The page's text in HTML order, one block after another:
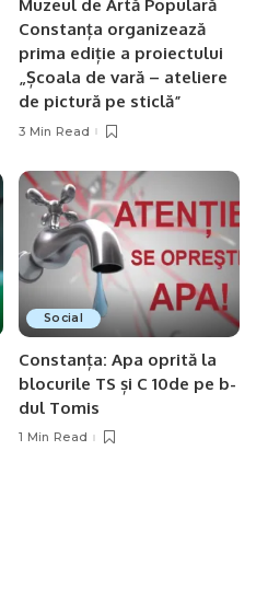
Muzeul de Artă Populară
Constanța organizează
prima ediție a proiectului
„Școala de vară – ateliere
de pictură pe sticlă”
3 Min Read
Social
Constanța: Apa oprită la
blocurile TS și C 10de pe b-
dul Tomis
1 Min Read